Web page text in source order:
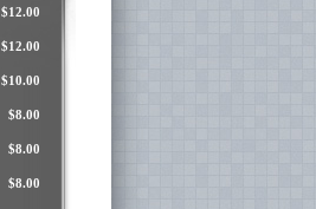
$12.00
$12.00
$10.00
$8.00
$8.00
$8.00